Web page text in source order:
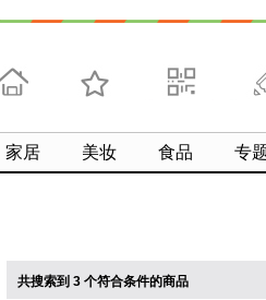
首页 收藏 求扫码 微
家居 美妆 食品 专
共搜索到 3 个符合条件的商品